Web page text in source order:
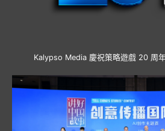
Kalypso Media 慶祝策略遊戲 20 周